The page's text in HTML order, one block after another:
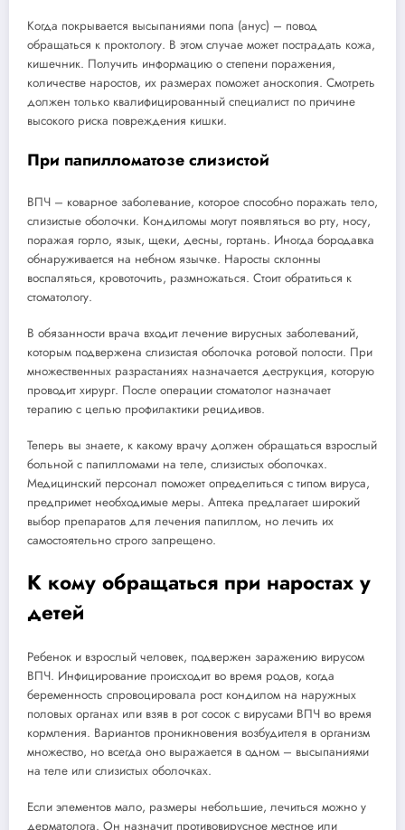
Когда покрывается высыпаниями попа (анус) – повод
обращаться к проктологу. В этом случае может пострадать кожа,
кишечник. Получить информацию о степени поражения,
количестве наростов, их размерах поможет аноскопия. Смотреть
должен только квалифицированный специалист по причине
высокого риска повреждения кишки.
При папилломатозе слизистой
ВПЧ – коварное заболевание, которое способно поражать тело,
слизистые оболочки. Кондиломы могут появляться во рту, носу,
поражая горло, язык, щеки, десны, гортань. Иногда бородавка
обнаруживается на небном язычке. Наросты склонны
воспаляться, кровоточить, размножаться. Стоит обратиться к
стоматологу.
В обязанности врача входит лечение вирусных заболеваний,
которым подвержена слизистая оболочка ротовой полости. При
множественных разрастаниях назначается деструкция, которую
проводит хирург. После операции стоматолог назначает
терапию с целью профилактики рецидивов.
Теперь вы знаете, к какому врачу должен обращаться взрослый
больной с папилломами на теле, слизистых оболочках.
Медицинский персонал поможет определиться с типом вируса,
предпримет необходимые меры. Аптека предлагает широкий
выбор препаратов для лечения папиллом, но лечить их
самостоятельно строго запрещено.
К кому обращаться при наростах у
детей
Ребенок и взрослый человек, подвержен заражению вирусом
ВПЧ. Инфицирование происходит во время родов, когда
беременность спровоцировала рост кондилом на наружных
половых органах или взяв в рот сосок с вирусами ВПЧ во время
кормления. Вариантов проникновения возбудителя в организм
множество, но всегда оно выражается в одном – высыпаниями
на теле или слизистых оболочках.
Если элементов мало, размеры небольшие, лечиться можно у
дерматолога. Он назначит противовирусное местное или